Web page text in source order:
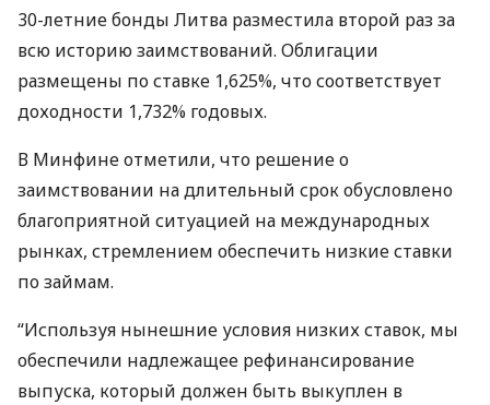
30-летние бонды Литва разместила второй раз за
всю историю заимствований. Облигации
размещены по ставке 1,625%, что соответствует
доходности 1,732% годовых.
В Минфине отметили, что решение о
заимствовании на длительный срок обусловлено
благоприятной ситуацией на международных
рынках, стремлением обеспечить низкие ставки
по займам.
“Используя нынешние условия низких ставок, мы
обеспечили надлежащее рефинансирование
выпуска, который должен быть выкуплен в